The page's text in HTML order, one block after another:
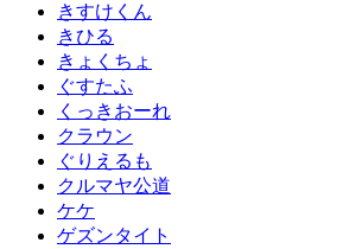
きすけくん
きひる
きょくちょ
ぐすたふ
くっきおーれ
クラウン
ぐりえるも
クルマヤ公道
ケケ
ゲズンタイト